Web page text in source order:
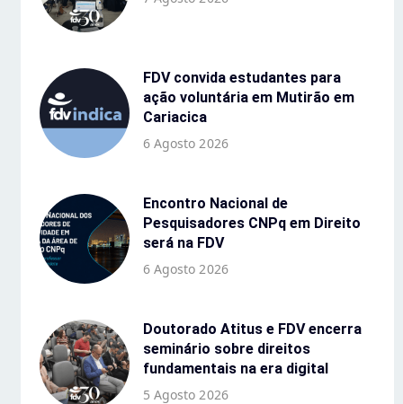
FDV convida estudantes para
ação voluntária em Mutirão em
Cariacica
6 Agosto 2026
Encontro Nacional de
Pesquisadores CNPq em Direito
será na FDV
6 Agosto 2026
Doutorado Atitus e FDV encerra
seminário sobre direitos
fundamentais na era digital
5 Agosto 2026